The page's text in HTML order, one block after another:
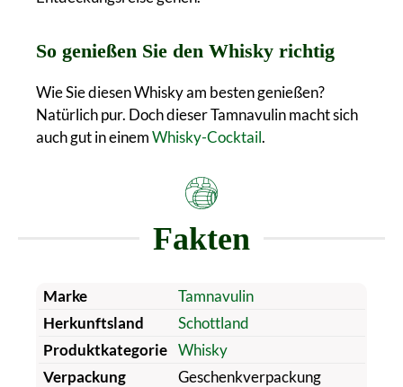
So genießen Sie den Whisky richtig
Wie Sie diesen Whisky am besten genießen?
Natürlich pur. Doch dieser Tamnavulin macht sich
auch gut in einemWhisky-Cocktail.
Fakten
Marke
Tamnavulin
Herkunftsland
Schottland
Produktkategorie Whisky
Verpackung
Geschenkverpackung